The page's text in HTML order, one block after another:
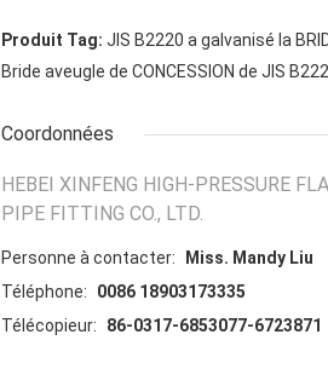
Produit Tag: JIS B2220 a galvanisé la
Bride aveugle de CONCESSION de JIS
Coordonnées
HEBEI XINFENG HIGH-PRESSURE
PIPE FITTING CO., LTD.
Personne à contacter:
Miss. Mandy Liu
Téléphone:
0086 18903173335
Télécopieur:
86-0317-6853077-6723871